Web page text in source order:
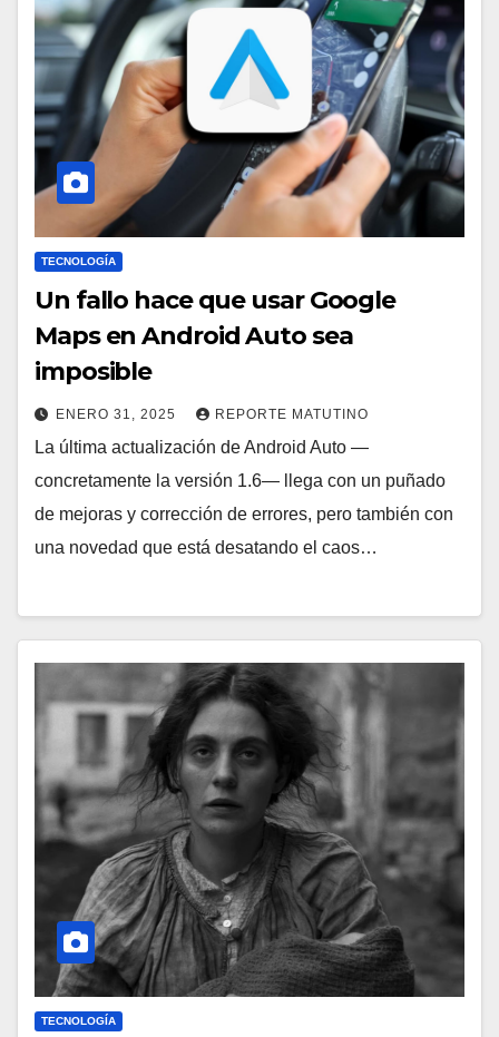
TECNOLOGÍA
Un fallo hace que usar Google
Maps en Android Auto sea
imposible
ENERO 31, 2025 REPORTE MATUTINO
La última actualización de Android Auto —
concretamente la versión 1.6— llega con un puñado
de mejoras y corrección de errores, pero también con
una novedad que está desatando el caos…
TECNOLOGÍA